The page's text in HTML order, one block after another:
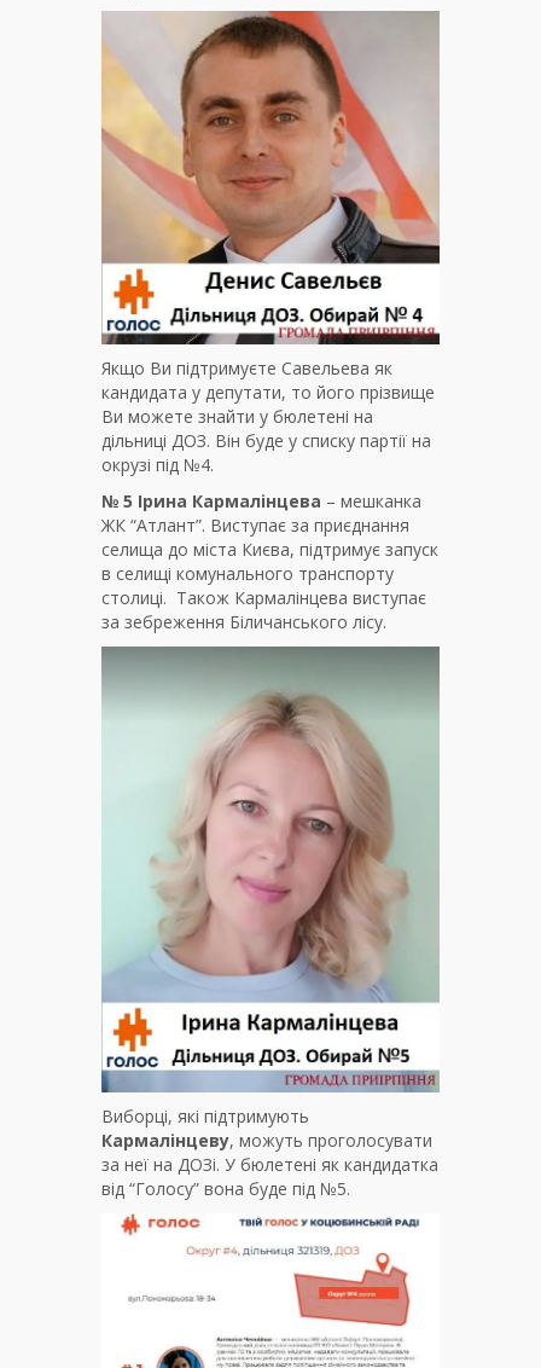
Якщо Ви підтримуєте Савельева як
кандидата у депутати, то його прізвище
Ви можете знайти у бюлетені на
дільниці ДОЗ. Він буде у списку партії на
окрузі під №4.
№ 5 Ірина Кармалінцева – мешканка
ЖК “Атлант”. Виступає за приєднання
селища до міста Києва, підтримує запуск
в селищі комунального транспорту
столиці. Також Кармалінцева виступає
за зебреження Біличанського лісу.
Виборці, які підтримують
Кармалінцеву, можуть проголосувати
за неї на ДОЗі. У бюлетені як кандидатка
від “Голосу” вона буде під №5.